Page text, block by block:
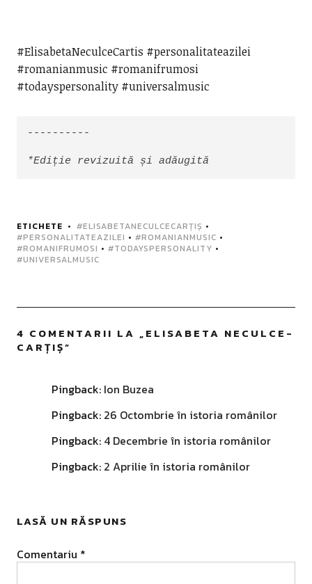
#ElisabetaNeculceCartis #personalitateazilei
#romanianmusic #romanifrumosi
#todayspersonality #universalmusic
----------
*Ediție revizuită și adăugită
ETICHETE #ELISABETANECULCECARȚIȘ •
#PERSONALITATEAZILEI • #ROMANIANMUSIC •
#ROMANIFRUMOSI • #TODAYSPERSONALITY •
#UNIVERSALMUSIC
4 COMENTARII LA „ELISABETA NECULCE-
CARȚIȘ”
Pingback: Ion Buzea
Pingback: 26 Octombrie în istoria românilor
Pingback: 4 Decembrie în istoria românilor
Pingback: 2 Aprilie în istoria românilor
LASĂ UN RĂSPUNS
Comentariu *